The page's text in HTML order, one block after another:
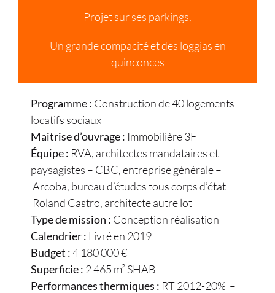
Projet sur ses parkings,
Un grande compacité et des loggias en
quinconces
Programme : Construction de 40 logements
locatifs sociaux
Maitrise d’ouvrage : Immobilière 3F
Équipe : RVA, architectes mandataires et
paysagistes – CBC, entreprise générale –
Arcoba, bureau d’études tous corps d’état –
Roland Castro, architecte autre lot
Type de mission : Conception réalisation
Calendrier : Livré en 2019
Budget :4 180 000 €
Superficie : 2 465 m² SHAB
Performances thermiques : RT 2012-20% –